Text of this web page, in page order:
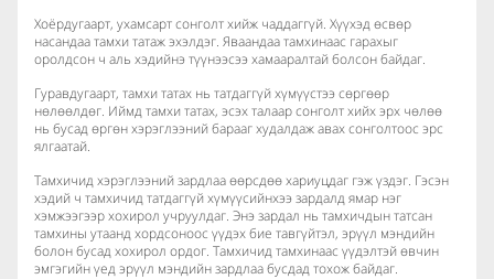
Хоёрдугаарт, ухамсарт сонголт хийж чаддаггүй. Хүүхэд өсвөр
насандаа тамхи татаж эхэлдэг. Яваандаа тамхинаас гарахыг
оролдсон ч аль хэдийнэ түүнээсээ хамааралтай болсон байдаг.
Гуравдугаарт, тамхи татах нь татдаггүй хүмүүстээ сөргөөр
нөлөөлдөг. Иймд тамхи татах, эсэх талаар сонголт хийх эрх чөлөө
нь бусад өргөн хэрэглээний барааг худалдаж авах сонголтоос эрс
ялгаатай.
Тамхичид хэрэглээний зардлаа өөрсдөө хариуцдаг гэж үздэг. Гэсэн
хэдий ч тамхичид татдаггүй хүмүүсийнхээ зардалд ямар нэг
хэмжээгээр хохирол учруулдаг. Энэ зардал нь тамхичдын татсан
тамхины утаанд хордсоноос үүдэх бие тавгүйтэл, эрүүл мэндийн
болон бусад хохирол ордог. Тамхичид тамхинаас үүдэлтэй өвчин
эмгэгийн үед эрүүл мэндийн зардлаа бусдад тохож байдаг.